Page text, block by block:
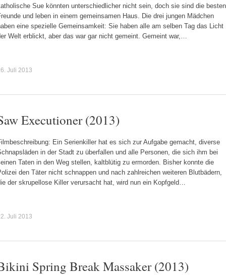
Sue könnten unterschiedlicher nicht sein, doch sie sind die besten
und leben in einem gemeinsamen Haus. Die drei jungen Mädchen
eine spezielle Gemeinsamkeit: Sie haben alle am selben Tag das Licht
Welt erblickt, aber das war gar nicht gemeint. Gemeint war,…
Juli 2013
Executioner (2013)
Ein Serienkiller hat es sich zur Aufgabe gemacht, diverse
in der Stadt zu überfallen und alle Personen, die sich ihm bei
Taten in den Weg stellen, kaltblütig zu ermorden. Bisher konnte die
den Täter nicht schnappen und nach zahlreichen weiteren Blutbädern,
der skrupellose Killer verursacht hat, wird nun ein Kopfgeld…
Juli 2013
Spring Break Massaker (2013)